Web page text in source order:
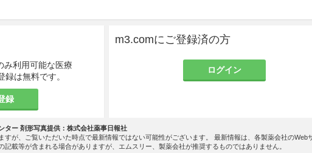
み利用可能な医療
は無料です。
録
m3.comにご登録済の方
ログイン
ター 剤形写真提供：株式会社薬事日報社
すが、ご覧いただいた時点で最新情報ではない可能性がございます。 最新情報は、各製薬会社のWeb
記載等が含まれる場合がありますが、エムスリー、製薬会社が推奨するものではありません。